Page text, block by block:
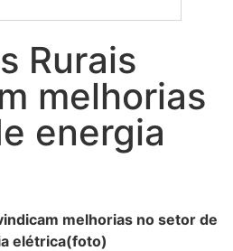
Rurais
melhorias
energia
melhorias no setor de
elétrica(foto)